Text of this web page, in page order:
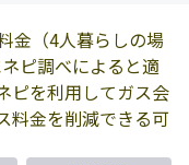
金（4人暮らしの場
ピ調べによると適
ピを利用してガス会
料金を削減できる可